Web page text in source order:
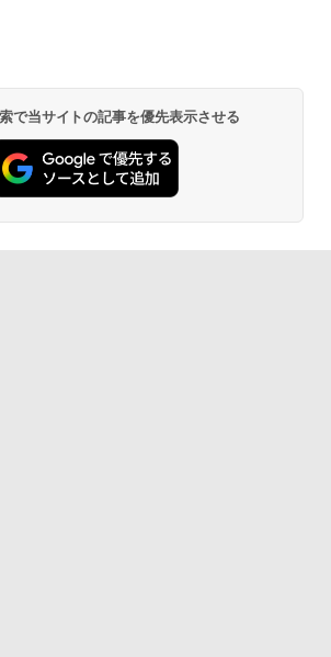
で当サイトの記事を優先表示させる